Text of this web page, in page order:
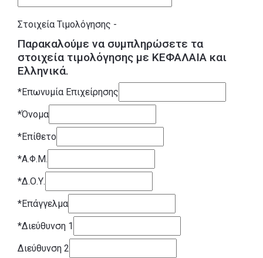
Στοιχεία Τιμολόγησης -
Παρακαλούμε να συμπληρώσετε τα
στοιχεία τιμολόγησης με ΚΕΦΑΛΑΙΑ και
Ελληνικά.
*Επωνυμία Επιχείρησης
*Όνομα
*Επίθετο
*Α.Φ.Μ.
*Δ.Ο.Υ.
*Επάγγελμα
*Διεύθυνση 1
Διεύθυνση 2